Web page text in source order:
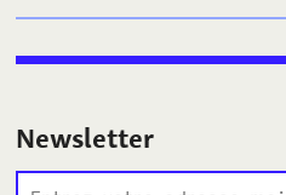
Newsletter